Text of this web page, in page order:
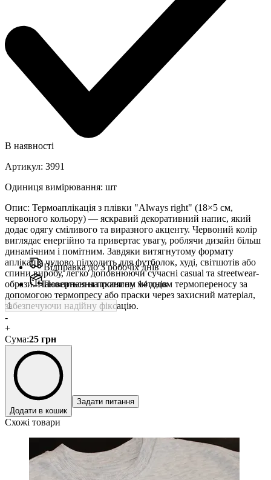
В наявності
Артикул: 3991
Одиниця вимірювання: шт
Опис: Термоаплікація з плівки "Always right" (18×5 см,
червоного кольору) — яскравий декоративний напис, який
додає одягу сміливого та виразного акценту. Червоний колір
виглядає енергійно та привертає увагу, роблячи дизайн більш
динамічним і помітним. Завдяки витягнутому формату
аплікація чудово підходить для футболок, худі, світшотів або
спини виробу, легко доповнюючи сучасні casual та streetwear-
образи. Наноситься на тканину методом термопереносу за
допомогою термопресу або праски через захисний матеріал,
забезпечуючи надійну фіксацію.
Відправка до 3 робочіх днів
Повернення протягом 14 днів
-
+
Сума:25 грн
Додати в кошик
Задати питання
Схожі товари